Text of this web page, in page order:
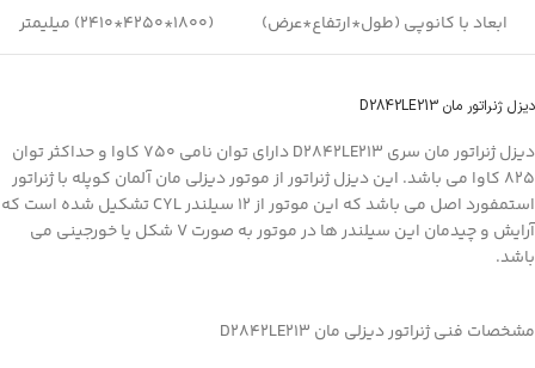
ابعاد با کانوپی (طول*ارتفاع*عرض) (1800*4250*2410) میلیمتر
دیزل ژنراتور مان D2842LE213
دیزل ژنراتور مان سری D2842LE213 دارای توان نامی 750 کاوا و حداکثر توان
825 کاوا می باشد. این دیزل ژنراتور از موتور دیزلی مان آلمان کوپله با ژنراتور
استمفورد اصل می باشد که این موتور از 12 سیلندر CYL تشکیل شده است که
آرایش و چیدمان این سیلندر ها در موتور به صورت V شکل یا خورجینی می
باشد.
مشخصات فنی ژنراتور دیزلی مان D2842LE213